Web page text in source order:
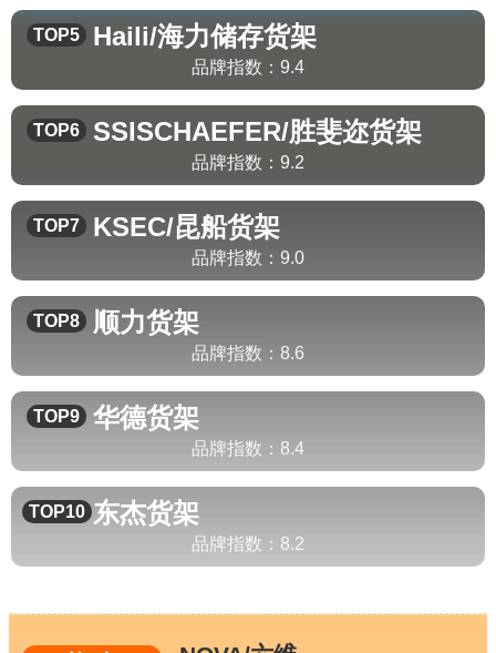
TOP5 Haili/海力储存货架
品牌指数： 9.4
TOP6 SSISCHAEFER/胜斐迩货架
品牌指数： 9.2
TOP7 KSEC/昆船货架
品牌指数： 9.0
TOP8 顺力货架
品牌指数： 8.6
TOP9 华德货架
品牌指数： 8.4
TOP10 东杰货架
品牌指数： 8.2